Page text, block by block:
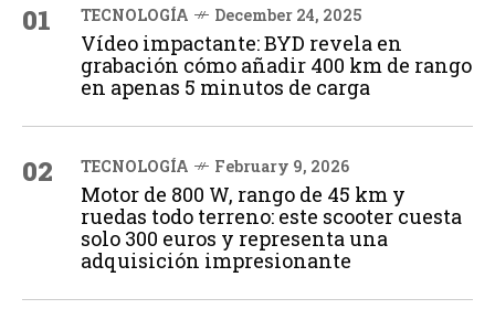
01 TECNOLOGÍA December 24, 2025
Vídeo impactante: BYD revela en
grabación cómo añadir 400 km de rango
en apenas 5 minutos de carga
02 TECNOLOGÍA February 9, 2026
Motor de 800 W, rango de 45 km y
ruedas todo terreno: este scooter cuesta
solo 300 euros y representa una
adquisición impresionante